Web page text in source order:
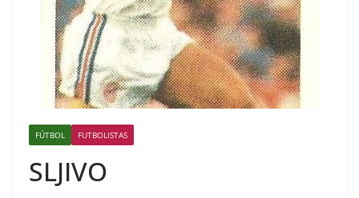
FÚTBOL FUTBOLISTAS
SLJIVO